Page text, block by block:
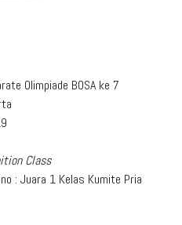
Olimpiade BOSA ke 7
Class
: Juara 1 Kelas Kumite Pria